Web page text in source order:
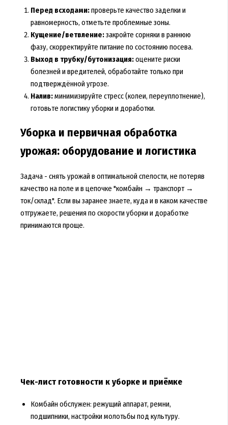
Перед всходами:проверьте качество заделки и
равномерность, отметьте проблемные зоны.
Кущение/ветвление:закройте сорняки в раннюю
фазу, скорректируйте питание по состоянию посева.
Выход в трубку/бутонизация:оцените риски
болезней и вредителей, обработайте только при
подтверждённой угрозе.
Налив:минимизируйте стресс (колеи, переуплотнение),
готовьте логистику уборки и доработки.
Уборка и первичная обработка
урожая: оборудование и логистика
Задача - снять урожай в оптимальной спелости, не потеряв
качество на поле и в цепочке "комбайн → транспорт →
ток/склад". Если вы заранее знаете, куда и в каком качестве
отгружаете, решения по скорости уборки и доработке
принимаются проще.
Чек-лист готовности к уборке и приёмке
Комбайн обслужен: режущий аппарат, ремни,
подшипники, настройки молотьбы под культуру.